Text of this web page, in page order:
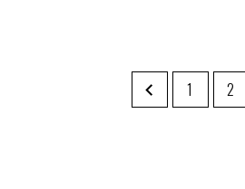
1 2